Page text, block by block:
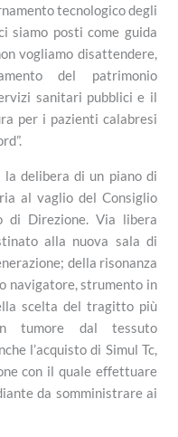
tecnologico degli
siamo posti come guida
vogliamo disattendere,
del patrimonio
sanitari pubblici e il
per i pazienti calabresi
la delibera di un piano di
al vaglio del Consiglio
di Direzione. Via libera
alla nuova sala di
della risonanza
navigatore, strumento in
scelta del tragitto più
tumore dal tessuto
l’acquisto di Simul Tc,
con il quale effettuare
da somministrare ai